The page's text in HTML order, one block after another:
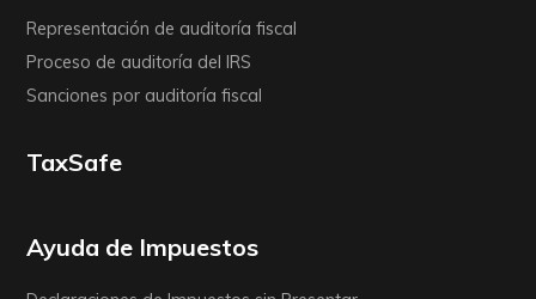
Representación de auditoría fiscal
Proceso de auditoría del IRS
Sanciones por auditoría fiscal
TaxSafe
Ayuda de Impuestos